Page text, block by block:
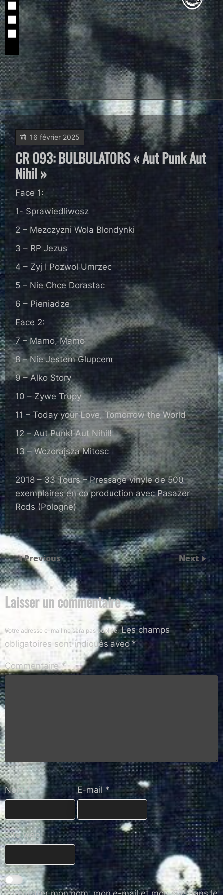
16 février 2025
CR 093: BULBULATORS « Aut Punk Aut
Nihil »
Face 1:
1- Sprawiedliwosz
2 – Mezczyzni Wola Blondynki
3 – RP Jezus
4 – Zyj I Pozwol Umrzec
5 – Nie Chce Dorastac
6 – Pieniadze
Face 2:
7 – Mamo, Mamo
8 – Nie Jestem Glupcem
9 – Alko Story
10 – Zywe Trupy
11 – Today your Love, Tomorrow the World
12 – Aut Punk! Aut Nihil!
13 – Wczorajsza Mitosc
2018 – 33 Tours – Pressage vinyle de 500
exemplaires en co production avec Pasazer
Rcds (Pologne)
Previous Next
Laisser un commentaire
Votre adresse e-mail ne sera pas publiée. Les champs
obligatoires sont indiqués avec*
Commentaire*
Nom* E-mail *
Site web
Enregistrer mon nom, mon e-mail et mon site dans le